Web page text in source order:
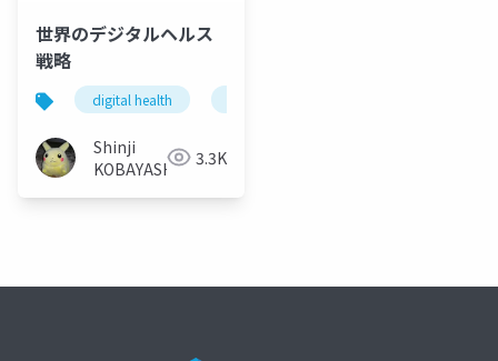
世界のデジタルヘルス
戦略
digital health
Shinji
KOBAYASHI
3.3K